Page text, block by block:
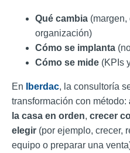
Qué cambia
organización)
Cómo se implanta
Cómo se mide (KPIs
En Iberdac, la consultoría
transformación con método:
la casa en orden, crecer
elegir (por ejemplo, crecer,
equipo o preparar una